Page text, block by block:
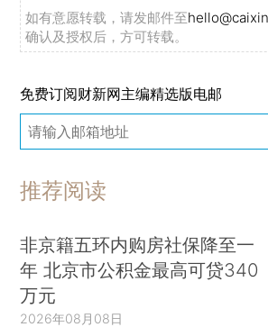
如有意愿转载，请发邮件至
确认及授权后，方可转载。
免费订阅财新网主编精选版电邮
推荐阅读
非京籍五环内购房社保降至一
年 北京市公积金最高可贷340
万元
2026年08月08日